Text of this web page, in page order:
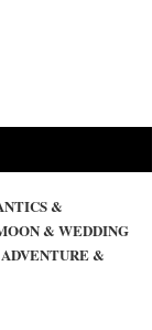
&
& WEDDING
&